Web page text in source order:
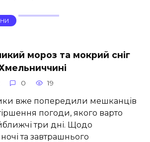
мороз та мокрий сніг
0 19
вже попередили мешканців
погоди, якого варто
три дні. Щодо
та завтрашнього